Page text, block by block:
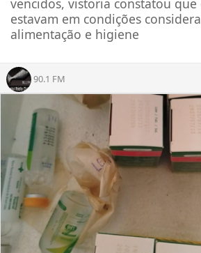
vencidos, vistoria constatou
estavam em condições
alimentação e higiene
90.1 FM